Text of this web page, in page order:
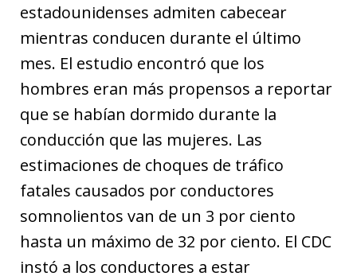
estadounidenses admiten cabecear
mientras conducen durante el último
mes. El estudio encontró que los
hombres eran más propensos a reportar
que se habían dormido durante la
conducción que las mujeres. Las
estimaciones de choques de tráfico
fatales causados ​​por conductores
somnolientos van de un 3 por ciento
hasta un máximo de 32 por ciento. El CDC
instó a los conductores a estar